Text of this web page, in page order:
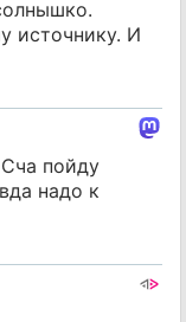
источнику. И
пойду
надо к